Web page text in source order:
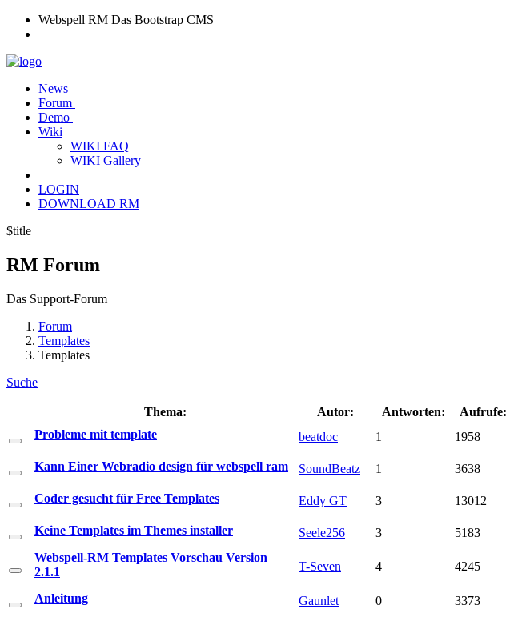
Webspell RM Das Bootstrap CMS
News
Forum
Demo
Wiki
WIKI FAQ
WIKI Gallery
LOGIN
DOWNLOAD RM
$title
RM Forum
Das Support-Forum
Forum
Templates
Templates
Suche
Thema: Autor: Antworten: Aufrufe:
Probleme mit template
beatdoc 1 1958
Kann Einer Webradio design für webspell ram SoundBeatz 1 3638
Coder gesucht für Free Templates Eddy GT 3 13012
Keine Templates im Themes installer Seele256 3 5183
Webspell-RM Templates Vorschau Version
2.1.1
T-Seven 4 4245
Anleitung Gaunlet 0 3373